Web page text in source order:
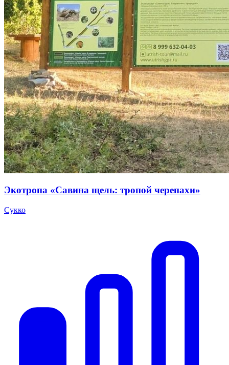
Экотропа «Савина щель: тропой черепахи»
Сукко